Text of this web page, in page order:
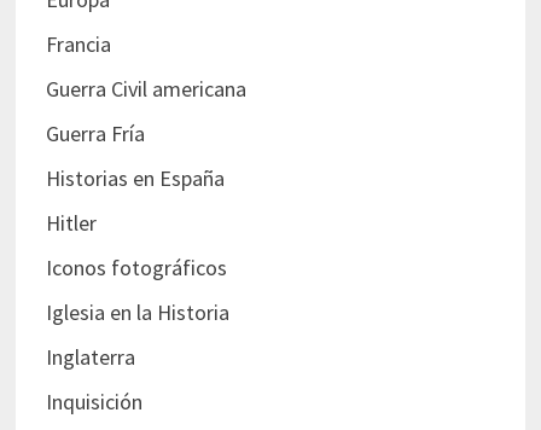
Francia
Guerra Civil americana
Guerra Fría
Historias en España
Hitler
Iconos fotográficos
Iglesia en la Historia
Inglaterra
Inquisición